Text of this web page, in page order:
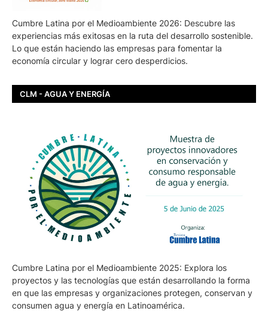
Cumbre Latina por el Medioambiente 2026: Descubre las
experiencias más exitosas en la ruta del desarrollo sostenible.
Lo que están haciendo las empresas para fomentar la
economía circular y lograr cero desperdicios.
CLM - AGUA Y ENERGÍA
Cumbre Latina por el Medioambiente 2025: Explora los
proyectos y las tecnologías que están desarrollando la forma
en que las empresas y organizaciones protegen, conservan y
consumen agua y energía en Latinoamérica.